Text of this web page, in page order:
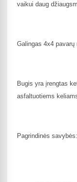
vaikui daug
Galingas 4x4
Bugis yra įrengtas
asfaltuotiems
Pagrindinės savybės: